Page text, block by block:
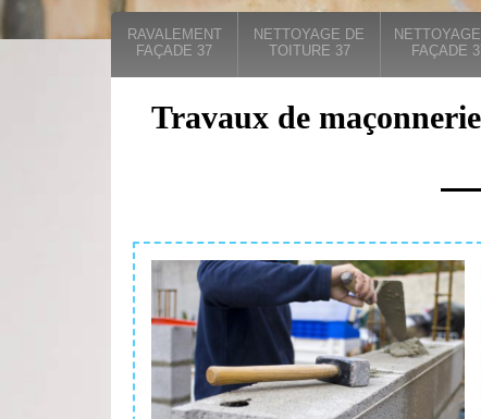
RAVALEMENT
FAÇADE 37
NETTOYAGE DE
TOITURE 37
FAÇADE
Travaux de